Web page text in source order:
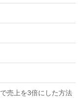
売上を3倍にした方法